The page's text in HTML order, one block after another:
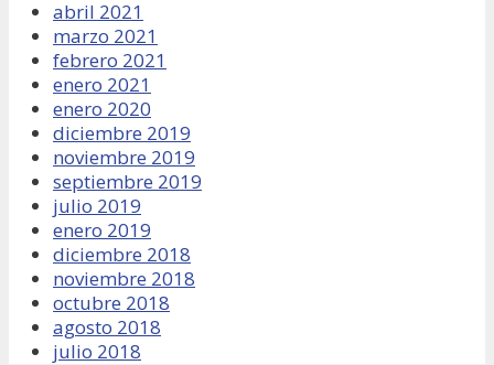
abril 2021
marzo 2021
febrero 2021
enero 2021
enero 2020
diciembre 2019
noviembre 2019
septiembre 2019
julio 2019
enero 2019
diciembre 2018
noviembre 2018
octubre 2018
agosto 2018
julio 2018